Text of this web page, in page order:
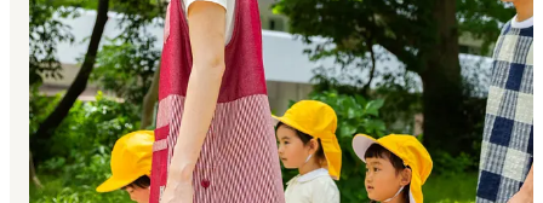
マイページ
閲覧履歴
お気に入り